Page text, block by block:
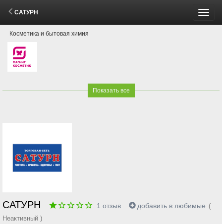
САТУРН
Косметика и бытовая химия
Показать все
САТУРН 1 отзыв добавить в любимые (
Неактивный )